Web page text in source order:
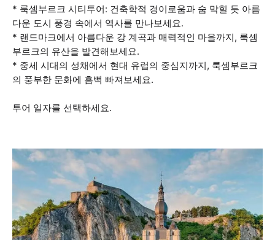
* 룩셈부르크 시티투어: 건축학적 경이로움과 숨 막힐 듯 아름
다운 도시 풍경 속에서 역사를 만나보세요.
* 랜드마크에서 아름다운 강 계곡과 매력적인 마을까지, 룩셈
부르크의 유산을 발견해보세요.
* 중세 시대의 성채에서 현대 유럽의 중심지까지, 룩셈부르크
의 풍부한 문화에 흠뻑 빠져보세요.
투어 일자를 선택하세요.